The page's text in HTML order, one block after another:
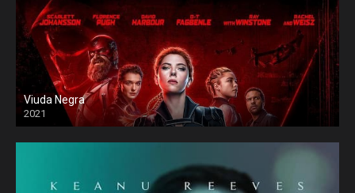
Viuda Negra
2021